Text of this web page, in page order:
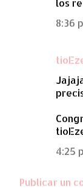
los
8:36
4:25
Publicar un